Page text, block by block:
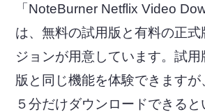
「NoteBurner Netflix Video
は、無料の試用版と有料の正
ジョンが用意しています。試
版と同じ機能を体験できます
５分だけダウンロードできると